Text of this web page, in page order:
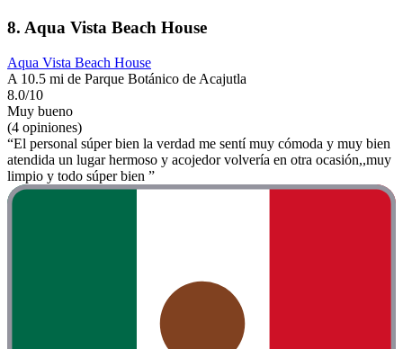
8. Aqua Vista Beach House
Aqua Vista Beach House
A 10.5 mi de Parque Botánico de Acajutla
8.0/10
Muy bueno
(4 opiniones)
“El personal súper bien la verdad me sentí muy cómoda y muy bien
atendida un lugar hermoso y acojedor volvería en otra ocasión,,muy
limpio y todo súper bien ”